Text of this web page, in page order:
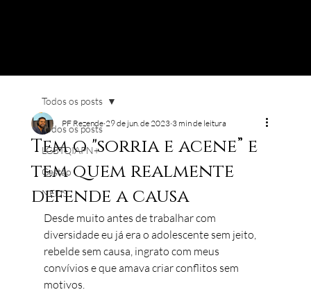
Todos os posts
LGBTQIAPN+
Gestão
NEDS
Todos os posts
Tem o "sorria e acene” e
tem quem realmente
defende a causa
PF Rezende 29 de jun. de 2023 3 min de leitura
Desde muito antes de trabalhar com
diversidade eu já era o adolescente sem jeito,
rebelde sem causa, ingrato com meus
convívios e que amava criar conflitos sem
motivos.